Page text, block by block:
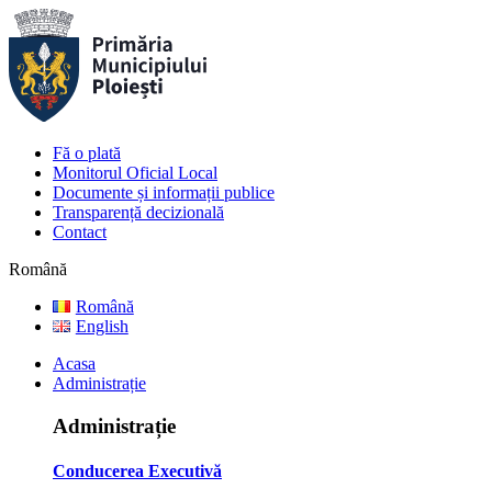
Fă o plată
Monitorul Oficial Local
Documente și informații publice
Transparență decizională
Contact
Română
Română
English
Acasa
Administrație
Administrație
Conducerea Executivă